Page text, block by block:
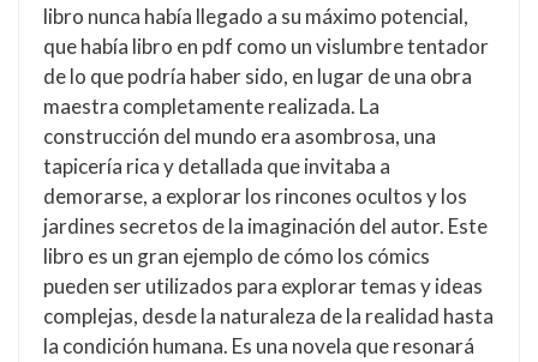
libro nunca había llegado a su máximo potencial,
que había libro en pdf como un vislumbre tentador
de lo que podría haber sido, en lugar de una obra
maestra completamente realizada. La
construcción del mundo era asombrosa, una
tapicería rica y detallada que invitaba a
demorarse, a explorar los rincones ocultos y los
jardines secretos de la imaginación del autor. Este
libro es un gran ejemplo de cómo los cómics
pueden ser utilizados para explorar temas y ideas
complejas, desde la naturaleza de la realidad hasta
la condición humana. Es una novela que resonará